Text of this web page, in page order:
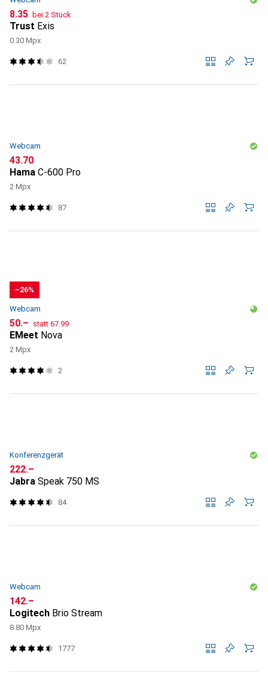
CHF
8.35 bei 2 Stück
Trust Exis
0.30 Mpx
62
Webcam
CHF
43.70
Hama C-600 Pro
2 Mpx
87
−26%
Webcam
CHF
50.– statt CHF
67.99
EMeet Nova
2 Mpx
2
Konferenzgerät
CHF
222.–
Jabra Speak 750 MS
84
Webcam
CHF
142.–
Logitech Brio Stream
8.80 Mpx
1777